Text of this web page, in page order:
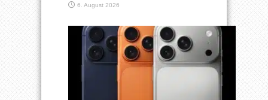
6. August 2026